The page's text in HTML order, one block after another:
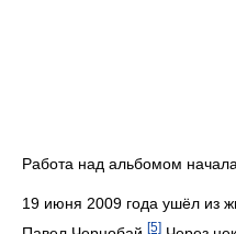
Работа над альбомом
19 июня 2009 года ушёл из
[5]